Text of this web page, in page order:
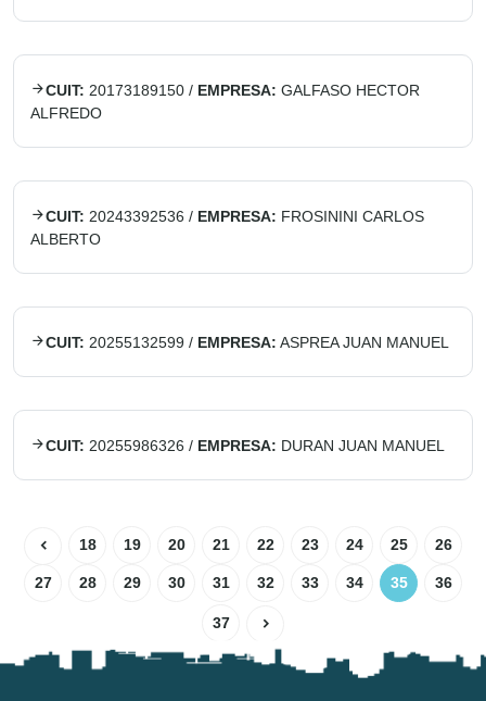
CUIT: 20173189150 / EMPRESA: GALFASO HECTOR
ALFREDO
CUIT: 20243392536 / EMPRESA: FROSININI CARLOS
ALBERTO
CUIT: 20255132599 / EMPRESA: ASPREA JUAN MANUEL
CUIT: 20255986326 / EMPRESA: DURAN JUAN MANUEL
18 19 20 21 22 23 24 25 26
27 28 29 30 31 32 33 34 35 36
37